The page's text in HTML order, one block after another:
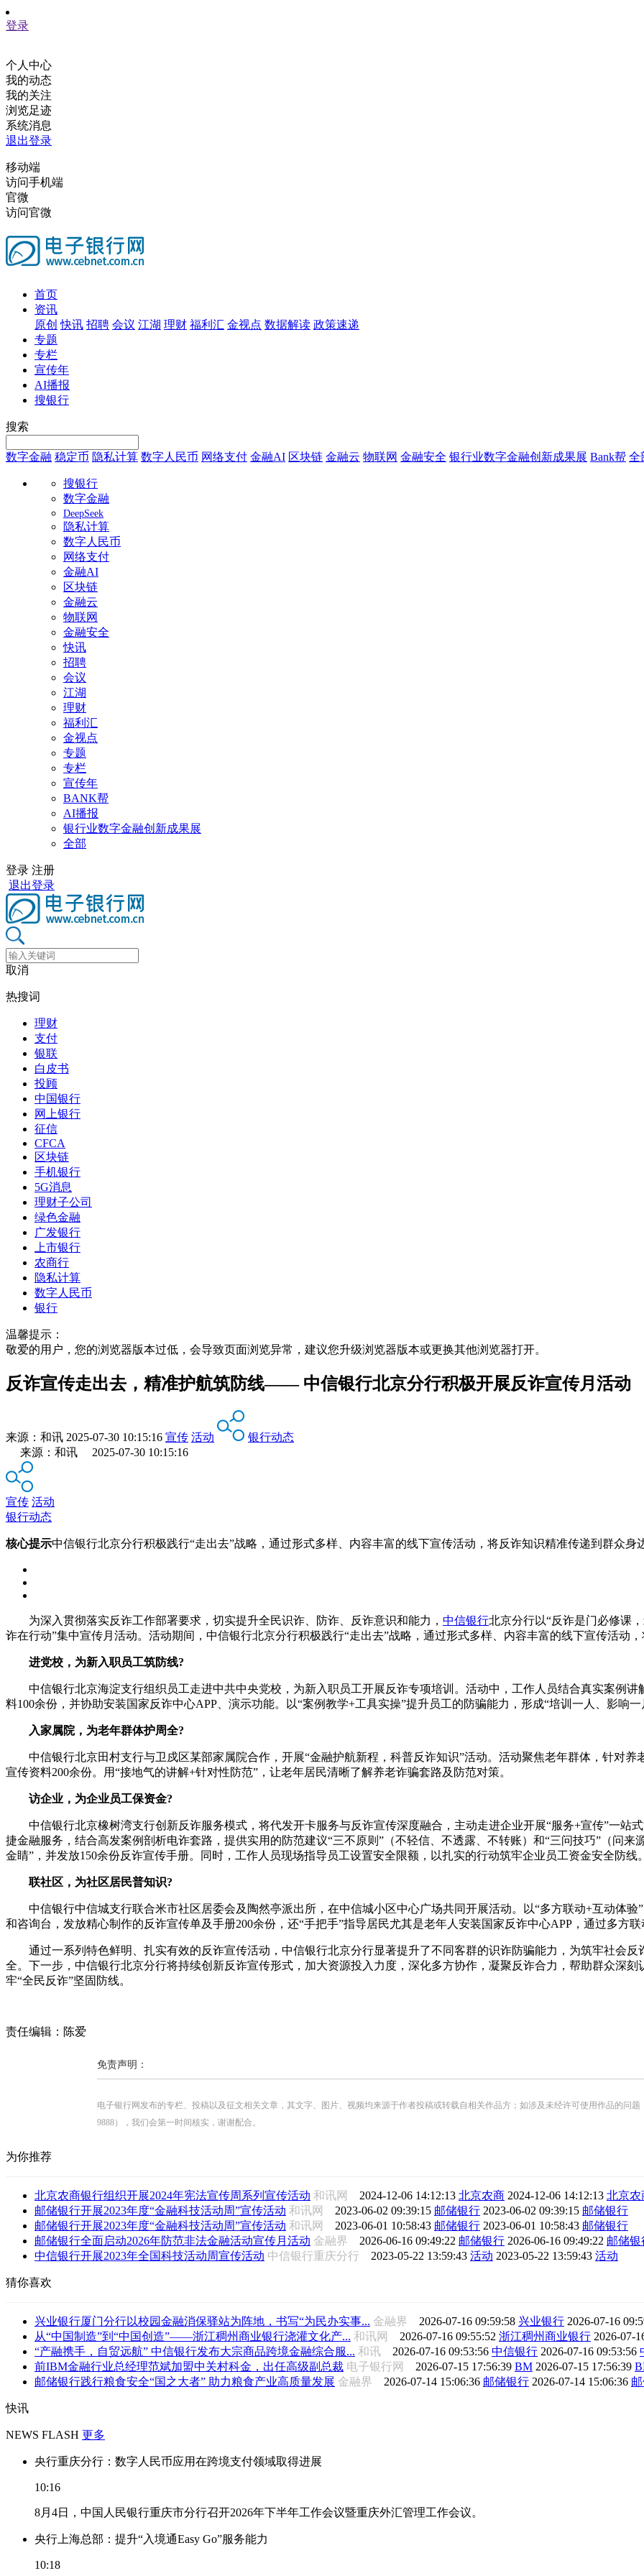
登录
个人中心
我的动态
我的关注
浏览足迹
系统消息
退出登录
移动端
访问手机端
官微
访问官微
首页
资讯
原创 快讯 招聘 会议 江湖 理财 福利汇 金视点 数据解读 政策速递
专题
专栏
宣传年
AI播报
搜银行
搜索
数字金融 稳定币 隐私计算 数字人民币 网络支付 金融AI 区块链 金融云 物联网 金融安全 银行业数字金融创新成果展 Bank帮 全
搜银行
数字金融
DeepSeek
隐私计算
数字人民币
网络支付
金融AI
区块链
金融云
物联网
金融安全
快讯
招聘
会议
江湖
理财
福利汇
金视点
专题
专栏
宣传年
BANK帮
AI播报
银行业数字金融创新成果展
全部
登录 注册
退出登录
取消
热搜词
理财
支付
银联
白皮书
投顾
中国银行
网上银行
征信
CFCA
区块链
手机银行
5G消息
理财子公司
绿色金融
广发银行
上市银行
农商行
隐私计算
数字人民币
银行
温馨提示：
敬爱的用户，您的浏览器版本过低，会导致页面浏览异常，建议您升级浏览器版本或更换其他浏览器打开。
反诈宣传走出去，精准护航筑防线—— 中信银行北京分行积极开展反诈宣传月活动
来源： 和讯 2025-07-30 10:15:16 宣传 活动
银行动态
来源：和讯 2025-07-30 10:15:16
宣传 活动
银行动态
核心提示中信银行北京分行积极践行“走出去”战略，通过形式多样、内容丰富的线下宣传活动，将反诈知识精准传递到群众身
为深入贯彻落实反诈工作部署要求，切实提升全民识诈、防诈、反诈意识和能力， 中信银行北京分行以“反诈是门必修课
诈在行动”集中宣传月活动。活动期间，中信银行北京分行积极践行“走出去”战略，通过形式多样、内容丰富的线下宣传活动
进党校，为新入职员工筑防线?
中信银行北京海淀支行组织员工走进中共中央党校，为新入职员工开展反诈专项培训。活动中，工作人员结合真实案例
料100余份，并协助安装国家反诈中心APP、演示功能。以“案例教学+工具实操”提升员工的防骗能力，形成“培训一人、影响一
入家属院，为老年群体护周全?
中信银行北京田村支行与卫戍区某部家属院合作，开展“金融护航新程，科普反诈知识”活动。活动聚焦老年群体，针对
宣传资料200余份。用“接地气的讲解+针对性防范”，让老年居民清晰了解养老诈骗套路及防范对策。
访企业，为企业员工保资金?
中信银行北京橡树湾支行创新反诈服务模式，将代发开卡服务与反诈宣传深度融合，主动走进企业开展“服务+宣传”一站
捷金融服务，结合高发案例剖析电诈套路，提供实用的防范建议“三不原则”（不轻信、不透露、不转账）和“三问技巧”（问
金睛”，并发放150余份反诈宣传手册。同时，工作人员现场指导员工设置安全限额，以扎实的行动筑牢企业员工资金安全防线
联社区，为社区居民普知识?
中信银行中信城支行联合米市社区居委会及陶然亭派出所，在中信城小区中心广场共同开展活动。以“多方联动+互动体
和咨询台，发放精心制作的反诈宣传单及手册200余份，还“手把手”指导居民尤其是老年人安装国家反诈中心APP，通过多方
通过一系列特色鲜明、扎实有效的反诈宣传活动，中信银行北京分行显著提升了不同客群的识诈防骗能力，为筑牢社会
全。下一步，中信银行北京分行将持续创新反诈宣传形式，加大资源投入力度，深化多方协作，凝聚反诈合力，帮助群众深
牢“全民反诈”坚固防线。
责任编辑：陈爱
免责声明：
电子银行网发布的专栏、投稿以及征文相关文章，其文字、图片、视频均来源于作者投稿或转载自相关作品方；如涉及未经许可使用作品的问题
9888），我们会第一时间核实，谢谢配合。
为你推荐
北京农商银行组织开展2024年宪法宣传周系列宣传活动 和讯网 2024-12-06 14:12:13 北京农商 2024-12-06 14:12:13 北京农
邮储银行开展2023年度“金融科技活动周”宣传活动 和讯网 2023-06-02 09:39:15 邮储银行 2023-06-02 09:39:15 邮储银行
邮储银行开展2023年度“金融科技活动周”宣传活动 和讯网 2023-06-01 10:58:43 邮储银行 2023-06-01 10:58:43 邮储银行
邮储银行全面启动2026年防范非法金融活动宣传月活动 金融界 2026-06-16 09:49:22 邮储银行 2026-06-16 09:49:22 邮储银
中信银行开展2023年全国科技活动周宣传活动 中信银行重庆分行 2023-05-22 13:59:43 活动 2023-05-22 13:59:43 活动
猜你喜欢
兴业银行厦门分行以校园金融消保驿站为阵地，书写“为民办实事... 金融界 2026-07-16 09:59:58 兴业银行 2026-07-16
从“中国制造”到“中国创造”——浙江稠州商业银行浇灌文化产... 和讯网 2026-07-16 09:55:52 浙江稠州商业银行 2026-07-
“产融携手，自贸远航” 中信银行发布大宗商品跨境金融综合服... 和讯 2026-07-16 09:53:56 中信银行 2026-07-16 09:53:56
前IBM金融行业总经理范斌加盟中关村科金，出任高级副总裁 电子银行网 2026-07-15 17:56:39 BM 2026-07-15 17:56:39
邮储银行践行粮食安全“国之大者” 助力粮食产业高质量发展 金融界 2026-07-14 15:06:36 邮储银行 2026-07-14 15:06:36
快讯
NEWS FLASH 更多
央行重庆分行：数字人民币应用在跨境支付领域取得进展
10:16
8月4日，中国人民银行重庆市分行召开2026年下半年工作会议暨重庆外汇管理工作会议。
央行上海总部：提升“入境通Easy Go”服务能力
10:18